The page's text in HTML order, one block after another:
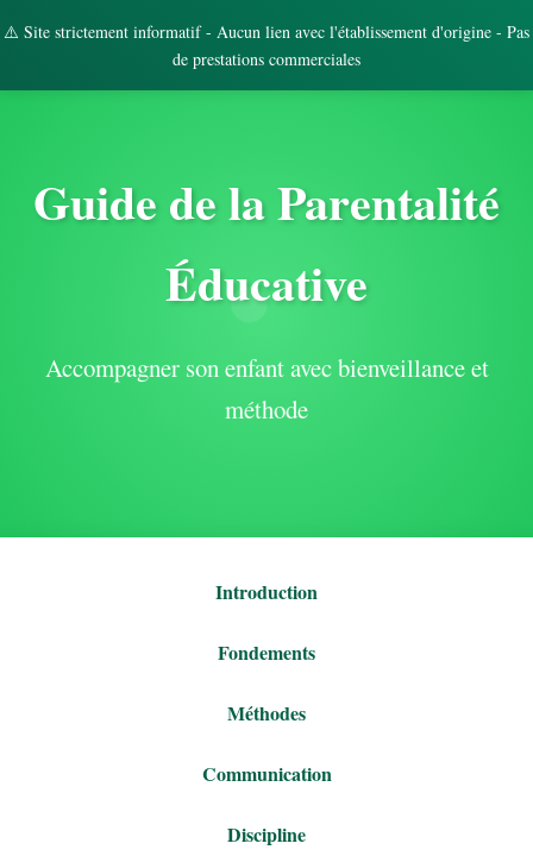
⚠️ Site strictement informatif - Aucun lien avec l'établissement d'origine - Pas
de prestations commerciales
Guide de la Parentalité
Éducative
Accompagner son enfant avec bienveillance et
méthode
Introduction
Fondements
Méthodes
Communication
Discipline